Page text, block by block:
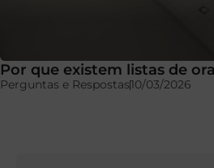
Por que existem listas de
Perguntas e Respostas10/03/2026